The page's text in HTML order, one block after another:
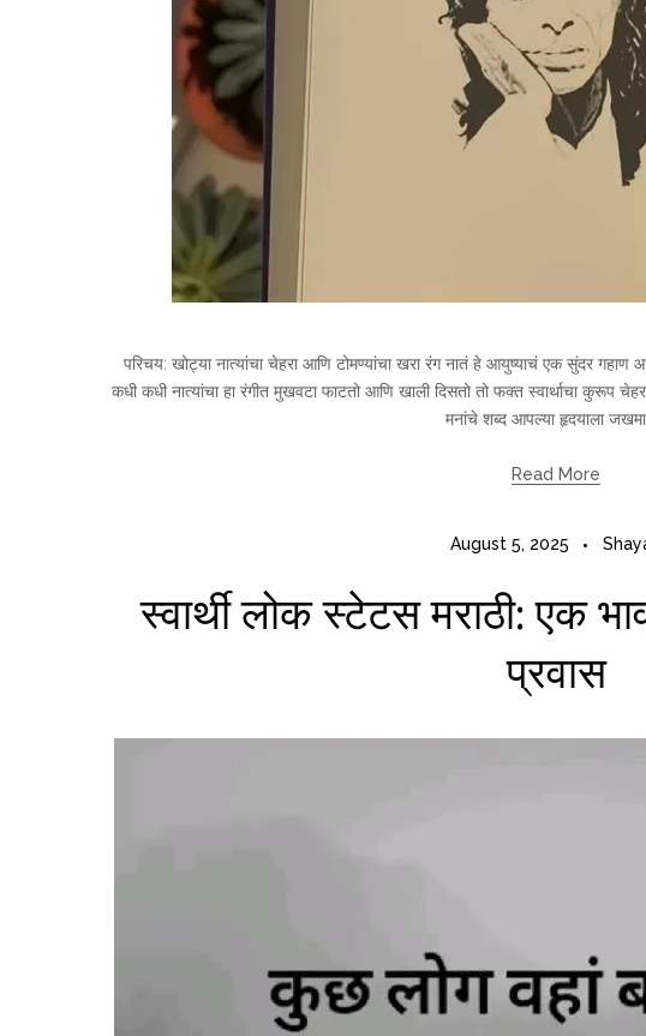
परिचय: खोट्या नात्यांचा चेहरा आणि टोमण्यांचा खरा रंग नातं हे आयुष्याचं एक सुंदर
कधी कधी नात्यांचा हा रंगीत मुखवटा फाटतो आणि खाली दिसतो तो फक्त स्वार्थाचा कुरूप
मनांचे शब्द आपल्या हृदयाला
Read More
August 5, 2025
स्वार्थी लोक स्टेटस मराठी: एक
प्रवास